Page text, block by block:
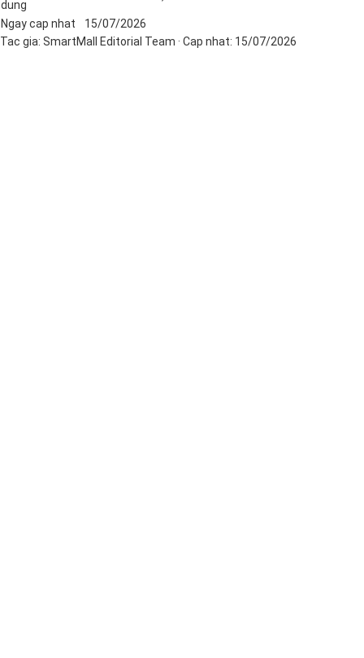
dung
Ngay cap nhat
15/07/2026
Tac gia: SmartMall Editorial Team · Cap nhat: 15/07/2026